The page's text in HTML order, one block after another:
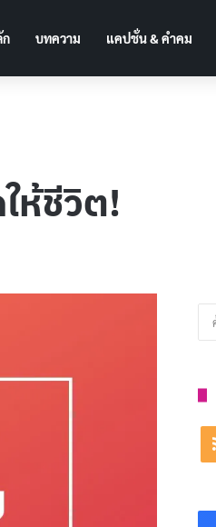
บทความ แคปชั่น & คำคม
ห้ชีวิต!